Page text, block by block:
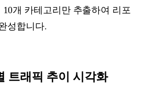
10개 카테고리만 추출하여 리포
성합니다.
트래픽 추이 시각화